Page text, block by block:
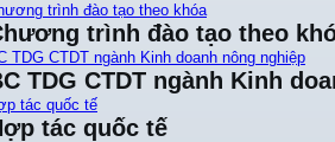
trình đào tạo theo khóa
trình đào tạo theo
TDG CTDT ngành Kinh doanh nông nghiệp
TDG CTDT ngành Kinh
tác quốc tế
tác quốc tế